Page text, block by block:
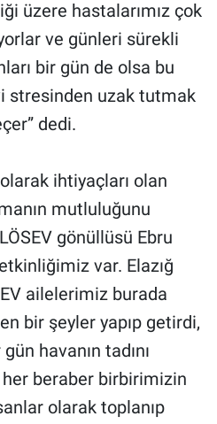
üzere hastalarımız çok
ve günleri sürekli
bir gün de olsa bu
stresinden uzak tutmak
dedi.
ihtiyaçları olan
mutluluğunu
gönüllüsü Ebru
var. Elazığ
ailelerimiz burada
bir şeyler yapıp getirdi,
havanın tadını
her beraber birbirimizin
olarak toplanıp